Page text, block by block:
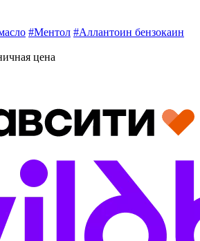
#Ментол #Аллантоин бензокаин
цена